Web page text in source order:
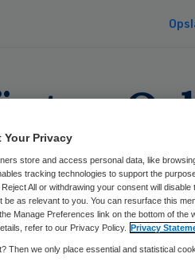
Redactie 21 februari 2011,
Your Privacy
store and access personal data, like
tracking technologies to support the
All or withdrawing your consent will
be as relevant to you. You can resurface this
Manage Preferences link on the bottom of the
refer to our Privacy Policy. Privacy
Then we only place essential and statistical